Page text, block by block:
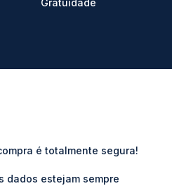
Gratuidade
é totalmente segura!
dados estejam sempre